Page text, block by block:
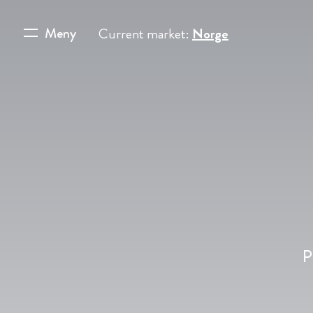
Meny Current market: Norge